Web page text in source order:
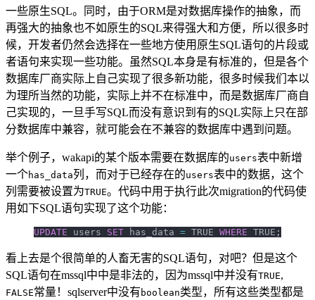
一些原生SQL。同时，由于ORM是对数据库操作的抽象，而
再强大的抽象也不如原生的SQL来得强大和方便，所以很多时
候，开发者仍然会选择在一些地方使用原生SQL语句的片段或
者语句来实现一些功能。虽然SQL本身是有标准的，但是各个
数据库厂商实际上自己实现了很多新功能，很多时候我们本以
为理所当然的功能，实际上并不在标准中，而是数据库厂商自
己实现的，一旦手写SQL而没有意识到有的SQL实际上只在部
分数据库中兼容，就可能会在不兼容的数据库中遇到问题。
举个例子，wakapi的某个版本需要在数据库的users表中新增
一个has_data列，而对于已经存在的users表中的数据，这个
列需要被设置为TRUE。代码中用于执行此次migration的代码使
用如下SQL语句实现了这个功能：
UPDATE users SET has_data = TRUE WHERE TRUE;
看上去是个很简单的人畜无害的SQL语句，对吧？但是这个
SQL语句在mssql中中是非法的，因为mssql中并没有TRUE,
FALSE常量！sqlserver中没有 boolean类型，所有这些类型都是